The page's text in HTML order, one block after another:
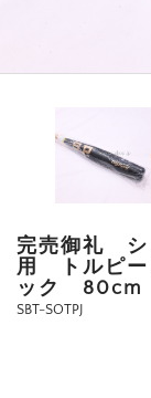
完売御礼
用 トルピ
ック 80cm
SBT-SOTPJ